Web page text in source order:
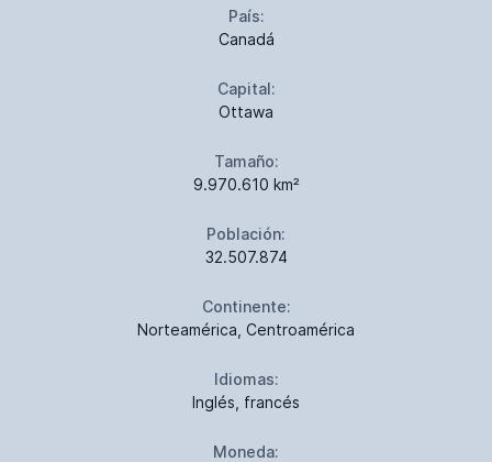
País:
Canadá
Capital:
Ottawa
Tamaño:
9.970.610 km²
Población:
32.507.874
Continente:
Norteamérica, Centroamérica
Idiomas:
Inglés, francés
Moneda: